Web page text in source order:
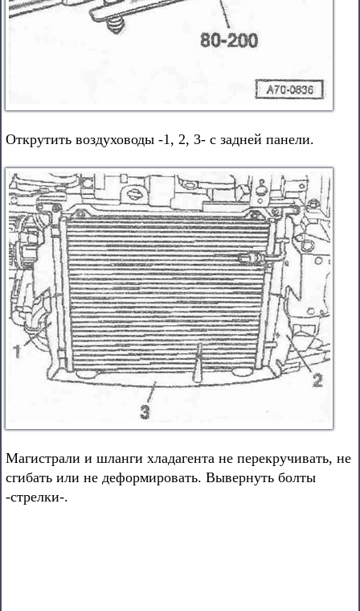
Открутить воздуховоды -1, 2, 3- с задней панели.
Магистрали и шланги хладагента не перекручивать, не
сгибать или не деформировать. Вывернуть болты
-стрелки-.